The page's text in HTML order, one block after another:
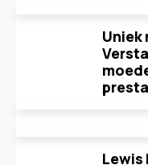
Uniek
Lewis